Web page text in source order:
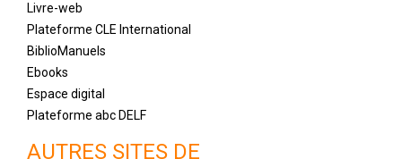
Livre-web
Plateforme CLE International
BiblioManuels
Ebooks
Espace digital
Plateforme abc DELF
AUTRES SITES DE